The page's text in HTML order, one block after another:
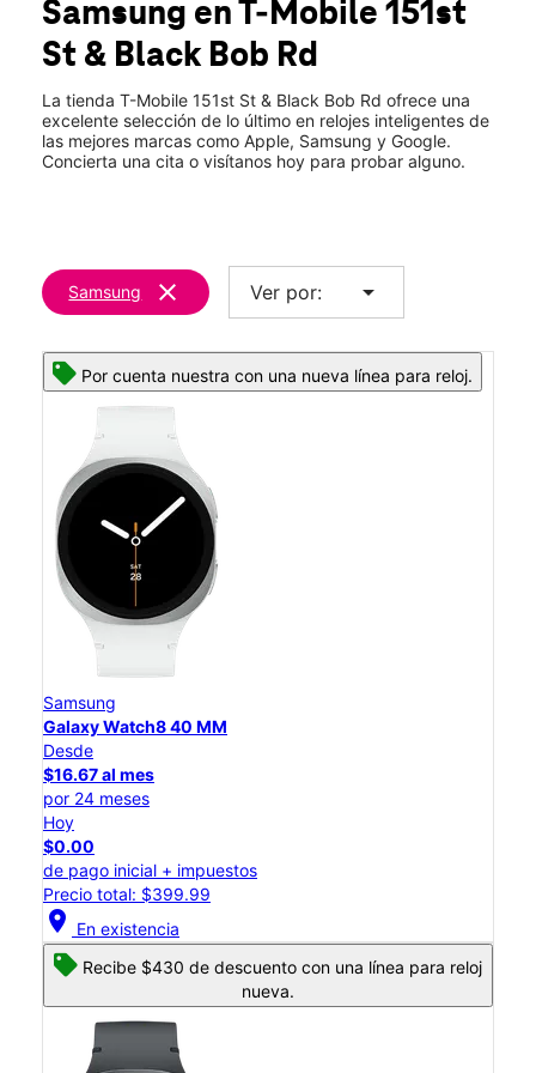
Jue.:10:00 a.m. a 8:00 p.m.
14899 W 151st Street Olathe, KS 66062
Samsung en T-Mobile 151st
St & Black Bob Rd
La tienda T-Mobile 151st St & Black Bob Rd ofrece una
excelente selección de lo último en relojes inteligentes de
las mejores marcas como Apple, Samsung y Google.
Concierta una cita o visítanos hoy para probar alguno.
Samsung clear Ver por: arrow_drop_down
Por cuenta nuestra con una nueva línea para reloj.
Samsung
Galaxy Watch8 40 MM
Desde
$16.67 al mes
por 24 meses
Hoy
$0.00
de pago inicial + impuestos
Precio total: $399.99
location_on En existencia
Recibe $430 de descuento con una línea para reloj
nueva.